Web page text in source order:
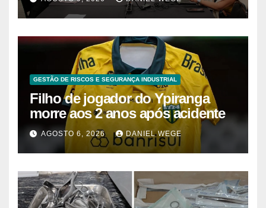
Brasil
GESTÃO DE RISCOS E SEGURANÇA INDUSTRIAL
Filho de jogador do Ypiranga
morre aos 2 anos após acidente
AGOSTO 6, 2026 DANIEL WEGE